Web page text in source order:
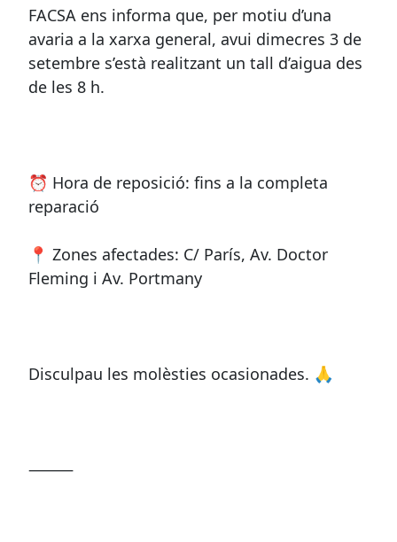
FACSA ens informa que, per motiu d’una
avaria a la xarxa general, avui dimecres 3 de
setembre s’està realitzant un tall d’aigua des
de les 8 h.
⏰ Hora de reposició: fins a la completa
reparació
📍 Zones afectades: C/ París, Av. Doctor
Fleming i Av. Portmany
Disculpau les molèsties ocasionades. 🙏
⸻